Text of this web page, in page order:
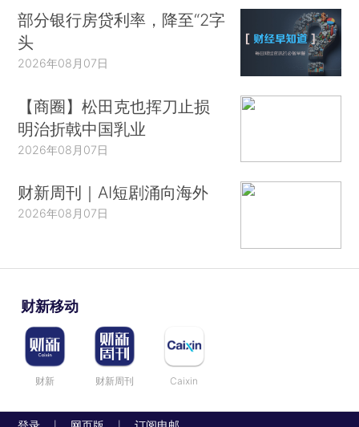
部分银行房贷利率，降至“2字
头
2026年08月07日
【商圈】松田克也挥刀止损
明治折戟中国乳业
2026年08月07日
财新周刊｜AI短剧涌向海外
2026年08月07日
财新移动
财新 财新周刊 Caixin